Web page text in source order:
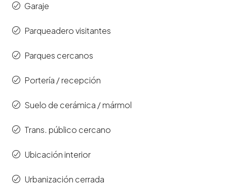
Garaje
Parqueadero visitantes
Parques cercanos
Portería / recepción
Suelo de cerámica / mármol
Trans. público cercano
Ubicación interior
Urbanización cerrada